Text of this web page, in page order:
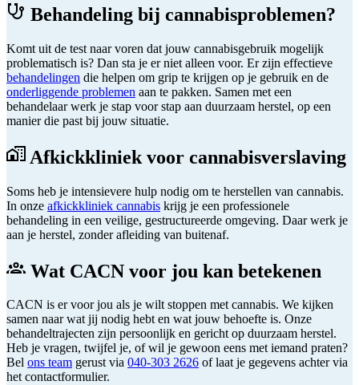
Behandeling bij cannabisproblemen?
Komt uit de test naar voren dat jouw cannabisgebruik mogelijk
problematisch is? Dan sta je er niet alleen voor. Er zijn effectieve
behandelingen die helpen om grip te krijgen op je gebruik en de
onderliggende problemen aan te pakken. Samen met een
behandelaar werk je stap voor stap aan duurzaam herstel, op een
manier die past bij jouw situatie.
Afkickkliniek voor cannabisverslaving
Soms heb je intensievere hulp nodig om te herstellen van cannabis.
In onze afkickkliniek cannabis krijg je een professionele
behandeling in een veilige, gestructureerde omgeving. Daar werk je
aan je herstel, zonder afleiding van buitenaf.
Wat CACN voor jou kan betekenen
CACN is er voor jou als je wilt stoppen met cannabis. We kijken
samen naar wat jij nodig hebt en wat jouw behoefte is. Onze
behandeltrajecten zijn persoonlijk en gericht op duurzaam herstel.
Heb je vragen, twijfel je, of wil je gewoon eens met iemand praten?
Bel ons team gerust via 040-303 2626 of laat je gegevens achter via
het contactformulier.